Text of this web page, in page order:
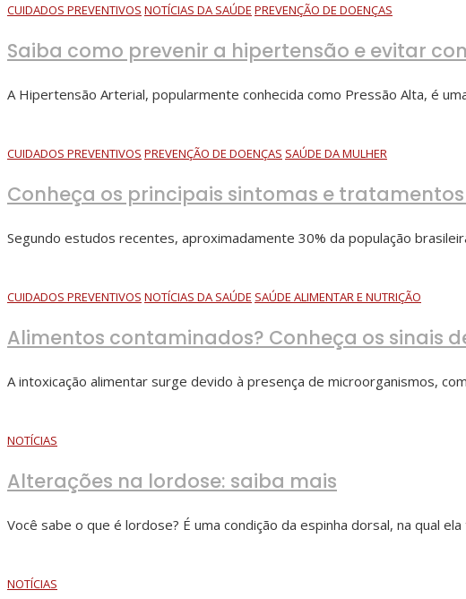
CUIDADOS PREVENTIVOS NOTÍCIAS DA SAÚDE PREVENÇÃO DE DOENÇAS
Saiba como prevenir a hipertensão e evitar
A Hipertensão Arterial, popularmente conhecida como Pressão Alta, é
CUIDADOS PREVENTIVOS PREVENÇÃO DE DOENÇAS SAÚDE DA MULHER
Conheça os principais sintomas e
Segundo estudos recentes, aproximadamente 30% da população
CUIDADOS PREVENTIVOS NOTÍCIAS DA SAÚDE SAÚDE ALIMENTAR E NUTRIÇÃO
Alimentos contaminados? Conheça os sinais
A intoxicação alimentar surge devido à presença de microorganismos,
NOTÍCIAS
Alterações na lordose: saiba mais
Você sabe o que é lordose? É uma condição da espinha dorsal, na qual
NOTÍCIAS